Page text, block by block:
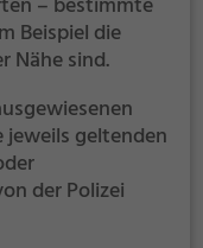
Beispiel die
Nähe sind.
geltenden
der Polizei